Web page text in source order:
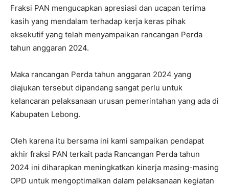
Fraksi PAN mengucapkan apresiasi dan ucapan terima
kasih yang mendalam terhadap kerja keras pihak
eksekutif yang telah menyampaikan rancangan Perda
tahun anggaran 2024.
Maka rancangan Perda tahun anggaran 2024 yang
diajukan tersebut dipandang sangat perlu untuk
kelancaran pelaksanaan urusan pemerintahan yang ada di
Kabupaten Lebong.
Oleh karena itu bersama ini kami sampaikan pendapat
akhir fraksi PAN terkait pada Rancangan Perda tahun
2024 ini diharapkan meningkatkan kinerja masing-masing
OPD untuk mengoptimalkan dalam pelaksanaan kegiatan